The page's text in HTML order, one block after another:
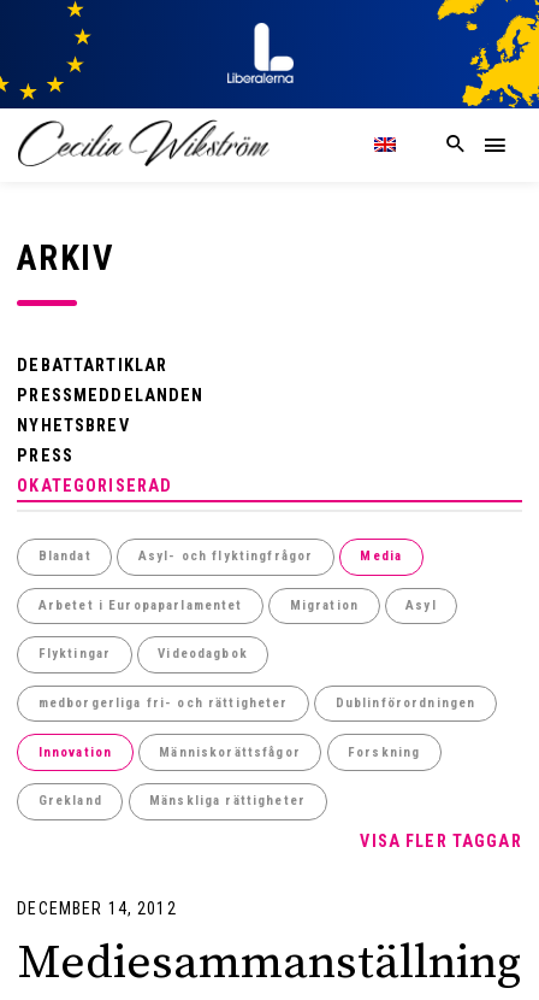
ARKIV
DEBATTARTIKLAR
PRESSMEDDELANDEN
NYHETSBREV
PRESS
OKATEGORISERAD
Blandat Asyl- och flyktingfrågor Media
Arbetet i Europaparlamentet Migration Asyl
Flyktingar Videodagbok
medborgerliga fri- och rättigheter Dublinförordningen
Innovation Människorättsfågor Forskning
Grekland Mänskliga rättigheter
VISA FLER TAGGAR
DECEMBER 14, 2012
Mediesammanställning